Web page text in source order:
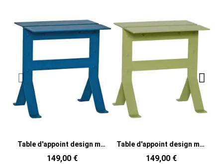
Table d'appoint design moderne Rectangulaire en Métal Bleu pétrole Fold
149,00 €
Table d'appoint design moderne Rectangulaire en Métal Vert clair Fold
149,00 €